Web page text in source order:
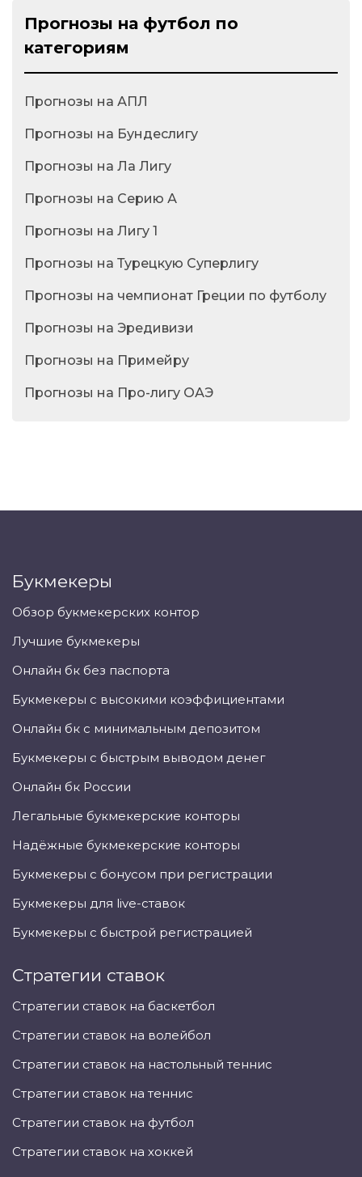
Прогнозы на футбол по
категориям
Прогнозы на АПЛ
Прогнозы на Бундеслигу
Прогнозы на Ла Лигу
Прогнозы на Серию А
Прогнозы на Лигу 1
Прогнозы на Турецкую Суперлигу
Прогнозы на чемпионат Греции по футболу
Прогнозы на Эредивизи
Прогнозы на Примейру
Прогнозы на Про-лигу ОАЭ
Букмекеры
Обзор букмекерских контор
Лучшие букмекеры
Онлайн бк без паспорта
Букмекеры с высокими коэффициентами
Онлайн бк с минимальным депозитом
Букмекеры с быстрым выводом денег
Онлайн бк России
Легальные букмекерские конторы
Надёжные букмекерские конторы
Букмекеры с бонусом при регистрации
Букмекеры для live-ставок
Букмекеры с быстрой регистрацией
Стратегии ставок
Стратегии ставок на баскетбол
Стратегии ставок на волейбол
Стратегии ставок на настольный теннис
Стратегии ставок на теннис
Стратегии ставок на футбол
Стратегии ставок на хоккей